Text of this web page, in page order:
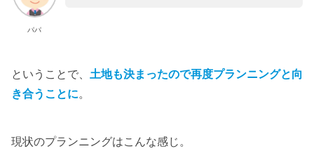
パパ
ということで、 土地も決まったので再度プランニングと向
き合うことに。
現状のプランニングはこんな感じ。